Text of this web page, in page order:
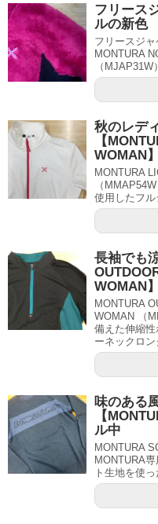
フリース
ルの新色
フリースジ
MONTURA
（MJAP31W
秋のレデ
【
WOMAN】
MONTURA
（
使用したフル
長袖でも
WOMAN】
MONTURA
WOMAN （
備えた伸縮
ーネックロン
味のある
【
ル中
MONTURA
MONTURA
ト生地を使